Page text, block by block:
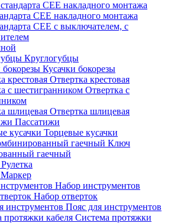
СЕЕ накладного монтажа
СЕЕ с выключателем, с
Круглогубцы
Кусачки бокорезы
Отвертка крестовая
Отвертка с
Отвертка шлицевая
Пассатижи
Торцевые кусачки
Ключ
гаечный
Рулетка
Маркер
Набор инструментов
Набор отверток
Пояс для инструментов
Система протяжки